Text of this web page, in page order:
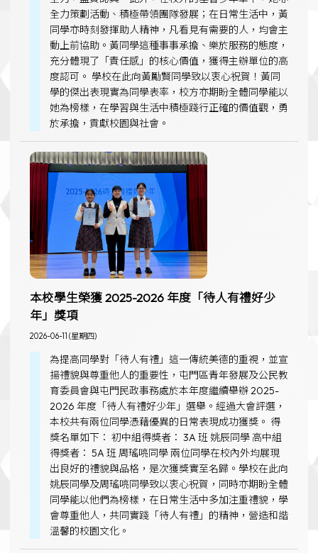
全力策劃活動、積極帶領團隊發展；在日常生活中，黃
同學亦時刻發揮助人精神，凡看見有需要的人，均會主
動上前協助。黃同學這種事事承擔、樂於服務的態度，
充分體現了「責任感」的核心價值，獲得主辦單位的高
度認可。 學校在此向黃勵賢同學致以衷心祝賀！黃同
學的傑出表現實為同學表率，校方亦期盼全體同學能以
她為榜樣，在學習與生活中積極踐行正確的價值觀，勇
於承擔，貢獻校園與社會。
本校學生榮獲 2025-2026 年度「待人有禮好少
年」獎項
2026-06-11 (星期四)
為提高同學對「待人有禮」這一傳統美德的重視，並宣
揚禮貌與尊重他人的重要性，屯門區青年發展及公民教
育委員會與屯門民政事務處於本年度繼續舉辦 2025-
2026 年度「待人有禮好少年」選舉。經過大會評選，
本校共有兩位同學憑藉優異的日常表現成功獲獎。 得
獎名單如下： 初中組得獎者： 3A 班 姚辰同學 高中組
得獎者： 5A 班 周瑤喨同學 兩位同學在校內外均展現
出良好的禮貌與品格，是次獲獎實至名歸。學校在此向
姚辰同學及周瑤喨同學致以衷心祝賀，同時亦期盼全體
同學能以他們為榜樣，在日常生活中多加注重禮貌，學
會尊重他人，共同實踐「待人有禮」的精神，營造和諧
溫馨的校園文化。